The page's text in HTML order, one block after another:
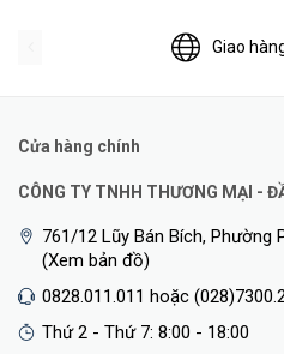
Giao
Cửa hàng chính
CÔNG TY TNHH THƯƠNG MẠI -
761/12 Lũy Bán Bích, Phường
(Xem bản đồ)
0828.011.011 hoặc
Thứ 2 - Thứ 7: 8:00 - 18:00